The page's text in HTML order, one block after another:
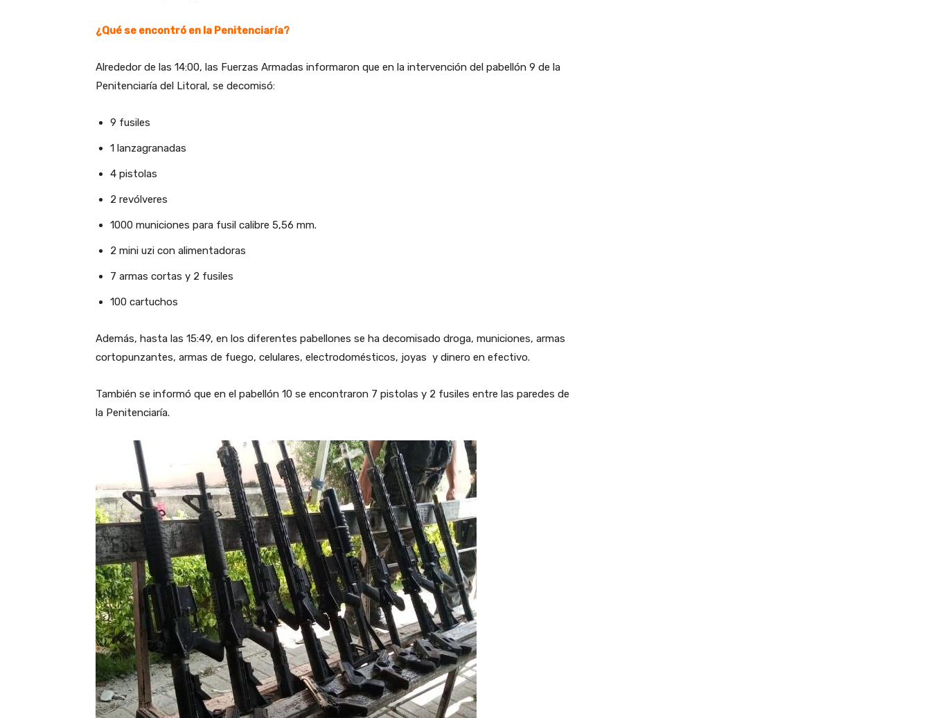
¿Qué se encontró en la Penitenciaría?
Alrededor de las 14:00, las Fuerzas Armadas informaron que en la intervención del pabellón 9 de la
Penitenciaría del Litoral, se decomisó:
9 fusiles
1 lanzagranadas
4 pistolas
2 revólveres
1000 municiones para fusil calibre 5,56 mm.
2 mini uzi con alimentadoras
7 armas cortas y 2 fusiles
100 cartuchos
Además, hasta las 15:49, en los diferentes pabellones se ha decomisado droga, municiones, armas
cortopunzantes, armas de fuego, celulares, electrodomésticos, joyas y dinero en efectivo.
También se informó que en el pabellón 10 se encontraron 7 pistolas y 2 fusiles entre las paredes de
la Penitenciaría.